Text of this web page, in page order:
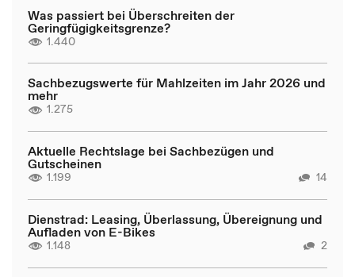
Was passiert bei Überschreiten der
Geringfügigkeitsgrenze?
1.440
Sachbezugswerte für Mahlzeiten im Jahr 2026 und
mehr
1.275
Aktuelle Rechtslage bei Sachbezügen und
Gutscheinen
1.199 14
Dienstrad: Leasing, Überlassung, Übereignung und
Aufladen von E-Bikes
1.148 2